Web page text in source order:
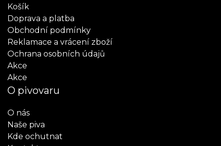
Košík
Doprava a platba
Obchodní podmínky
Reklamace a vrácení zboží
Ochrana osobních údajů
Akce
Akce
O pivovaru
O nás
Naše piva
Kde ochutnat